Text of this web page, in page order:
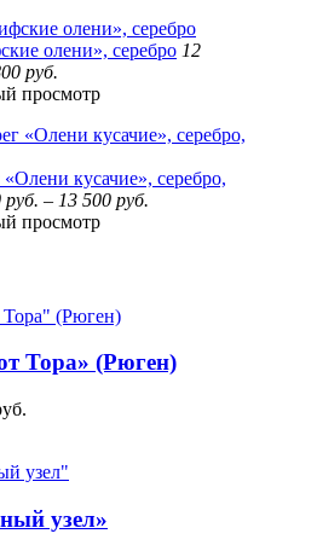
олени», серебро 12
руб.
просмотр
«Олени кусачие», серебро,
руб. – 13 500 руб.
просмотр
Тора» (Рюген)
узел»